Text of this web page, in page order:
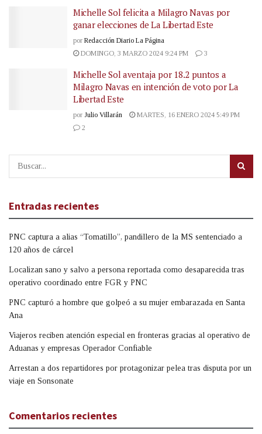
Michelle Sol felicita a Milagro Navas por
ganar elecciones de La Libertad Este
por Redacción Diario La Página
DOMINGO, 3 MARZO 2024 9:24 PM
3
Michelle Sol aventaja por 18.2 puntos a
Milagro Navas en intención de voto por La
Libertad Este
por Julio Villarán
MARTES, 16 ENERO 2024 5:49 PM
2
Entradas recientes
PNC captura a alias “Tomatillo”, pandillero de la MS sentenciado a
120 años de cárcel
Localizan sano y salvo a persona reportada como desaparecida tras
operativo coordinado entre FGR y PNC
PNC capturó a hombre que golpeó a su mujer embarazada en Santa
Ana
Viajeros reciben atención especial en fronteras gracias al operativo de
Aduanas y empresas Operador Confiable
Arrestan a dos repartidores por protagonizar pelea tras disputa por un
viaje en Sonsonate
Comentarios recientes